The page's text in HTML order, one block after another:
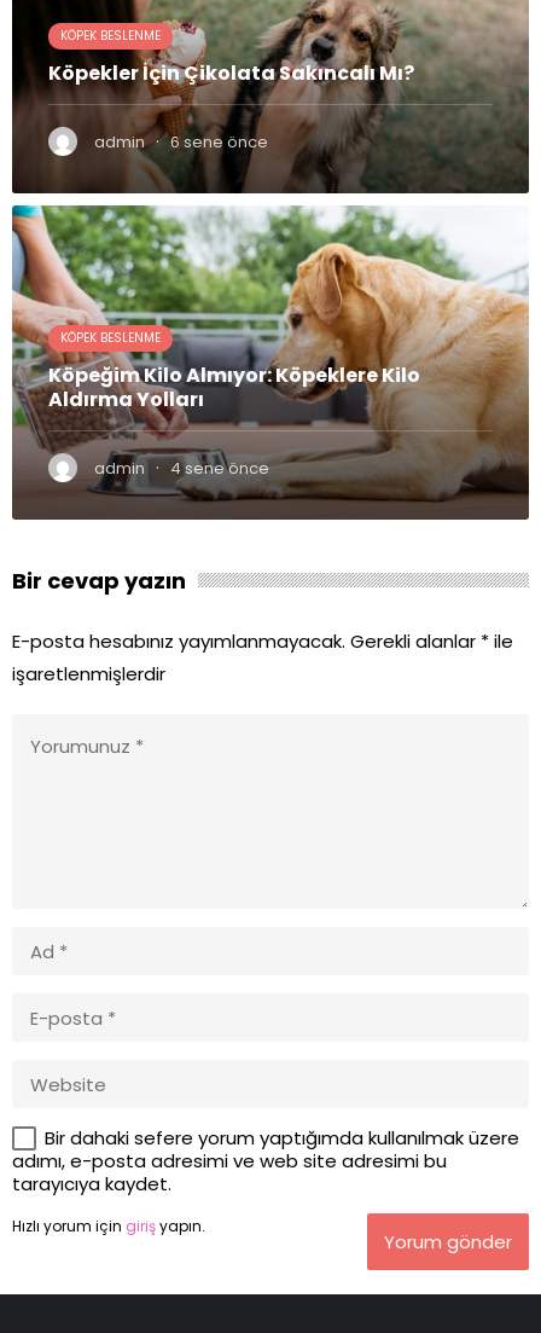
KÖPEK BESLENME
Köpekler İçin Çikolata Sakıncalı Mı?
admin · 6 sene önce
KÖPEK BESLENME
Köpeğim Kilo Almıyor: Köpeklere Kilo
Aldırma Yolları
admin · 4 sene önce
Bir cevap yazın
E-posta hesabınız yayımlanmayacak. Gerekli alanlar *ile
işaretlenmişlerdir
Bir dahaki sefere yorum yaptığımda kullanılmak üzere
adımı, e-posta adresimi ve web site adresimi bu
tarayıcıya kaydet.
Hızlı yorum için girişyapın.
Yorum gönder